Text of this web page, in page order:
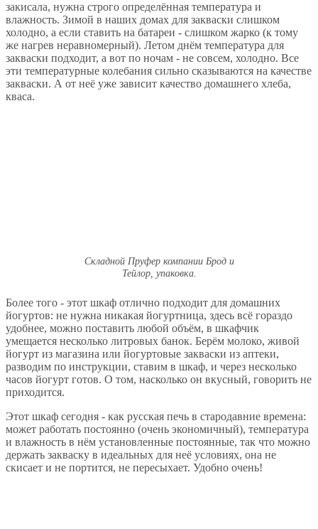
закисала, нужна строго определённая температура и
влажность. Зимой в наших домах для закваски слишком
холодно, а если ставить на батареи - слишком жарко (к тому
же нагрев неравномерный). Летом днём температура для
закваски подходит, а вот по ночам - не совсем, холодно. Все
эти температурные колебания сильно сказываются на качестве
закваски. А от неё уже зависит качество домашнего хлеба,
кваса.
Складной Пруфер компании Брод и
Тейлор, упаковка.
Более того - этот шкаф отлично подходит для домашних
йогуртов: не нужна никакая йогуртница, здесь всё гораздо
удобнее, можно поставить любой объём, в шкафчик
умещается несколько литровых банок. Берём молоко, живой
йогурт из магазина или йогуртовые закваски из аптеки,
разводим по инструкции, ставим в шкаф, и через несколько
часов йогурт готов. О том, насколько он вкусный, говорить не
приходится.
Этот шкаф сегодня - как русская печь в стародавние времена:
может работать постоянно (очень экономичный), температура
и влажность в нём установленные постоянные, так что можно
держать закваску в идеальных для неё условиях, она не
скисает и не портится, не пересыхает. Удобно очень!